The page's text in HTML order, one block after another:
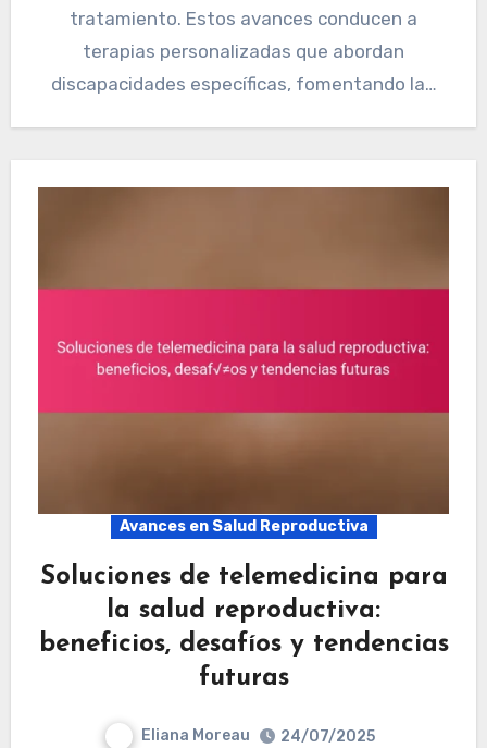
tratamiento. Estos avances conducen a
terapias personalizadas que abordan
discapacidades específicas, fomentando la…
Avances en Salud Reproductiva
Soluciones de telemedicina para
la salud reproductiva:
beneficios, desafíos y tendencias
futuras
Eliana Moreau
24/07/2025